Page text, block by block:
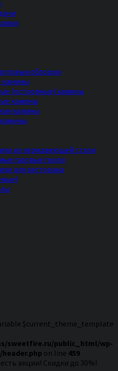
обзором
камины
(островные) камины
камины
камины
из нержавеющей стали
газовые грили
для ресторана
$current_theme_template
sweetfire.ru/public_html/wp-
on line 459
акции! Скидки до 30%!